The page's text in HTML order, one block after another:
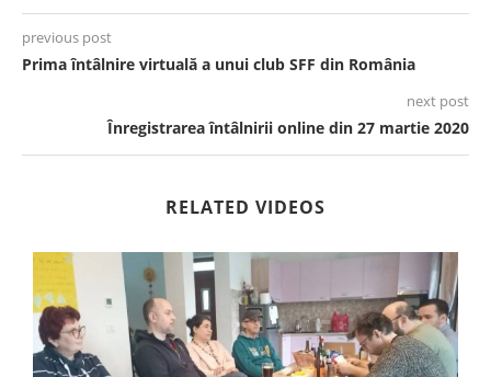
previous post
Prima întâlnire virtuală a unui club SFF din România
next post
Înregistrarea întâlnirii online din 27 martie 2020
RELATED VIDEOS